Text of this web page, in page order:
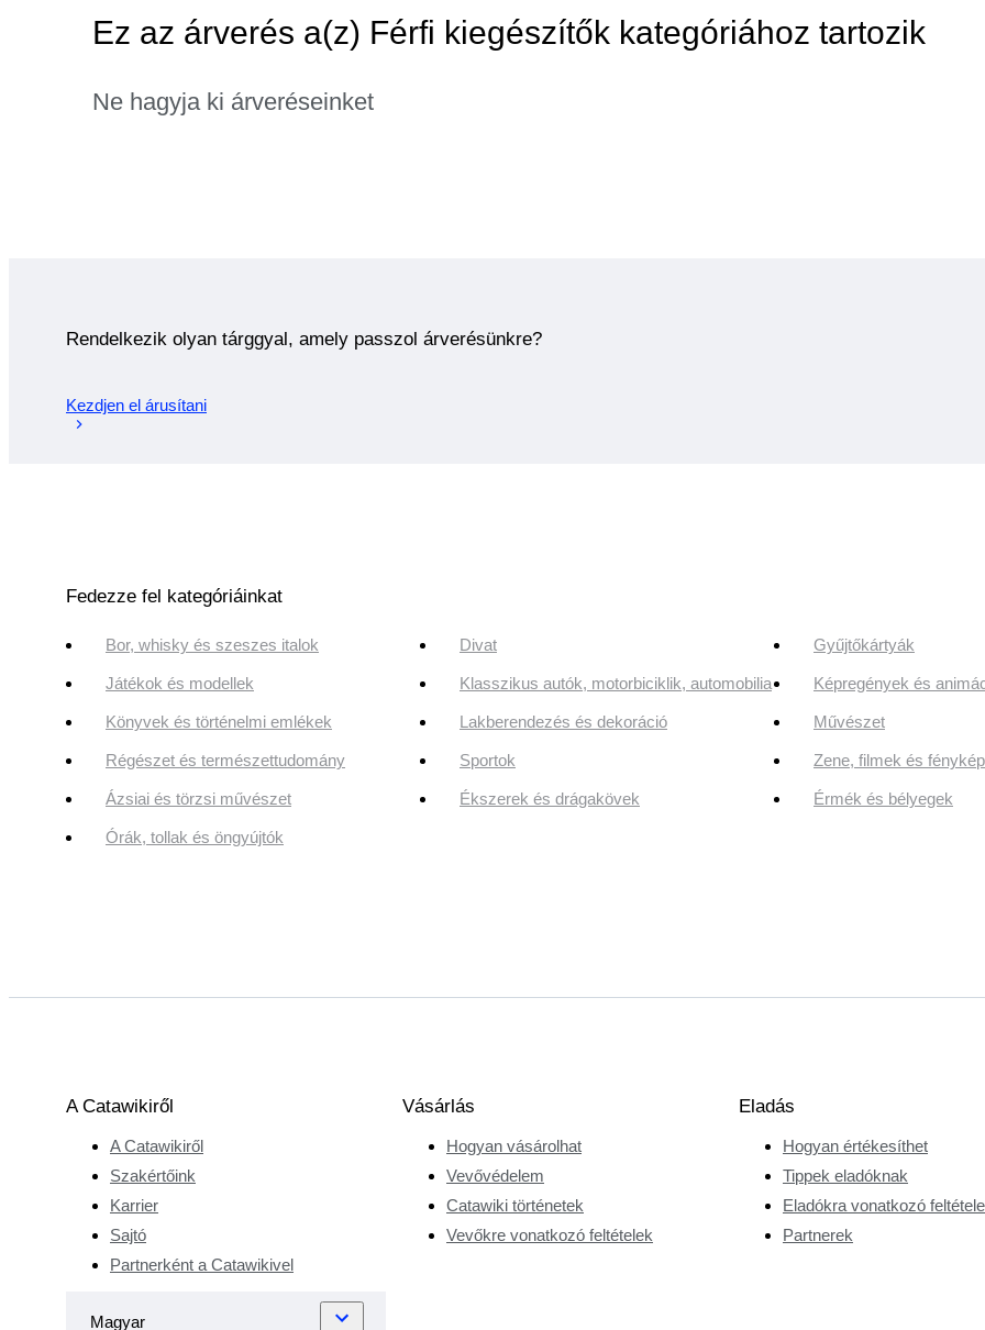
Ez az árverés a(z) Férfi kiegészítők kategóriához tartozik
Ne hagyja ki árveréseinket
Rendelkezik olyan tárggyal, amely passzol árverésünkre?
Kezdjen el árusítani
Fedezze fel kategóriáinkat
Bor, whisky és szeszes italok Divat Gyűjtőkártyák
Játékok és modellek Klasszikus autók, motorbiciklik, automobilia Képregények és
Könyvek és történelmi emlékek Lakberendezés és dekoráció Művészet
Régészet és természettudomány Sportok Zene, filmek és
Ázsiai és törzsi művészet Ékszerek és drágakövek Érmék és bélyegek
Órák, tollak és öngyújtók
A Catawikiről
A Catawikiről
Szakértőink
Karrier
Sajtó
Partnerként a Catawikivel
Vásárlás
Hogyan vásárolhat
Vevővédelem
Catawiki történetek
Vevőkre vonatkozó feltételek
Eladás
Hogyan értékesíthet
Tippek eladóknak
Eladókra vonatkozó
Partnerek